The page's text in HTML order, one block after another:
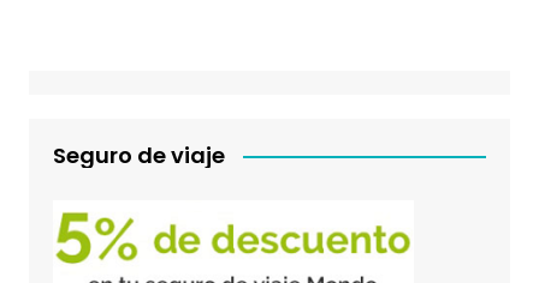
Seguro de viaje